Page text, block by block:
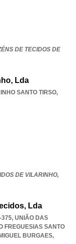
DE TECIDOS DE
Lda
SANTO TIRSO,
DE VILARINHO,
Lda
UNIÃO DAS
FREGUESIAS SANTO
BURGAES,